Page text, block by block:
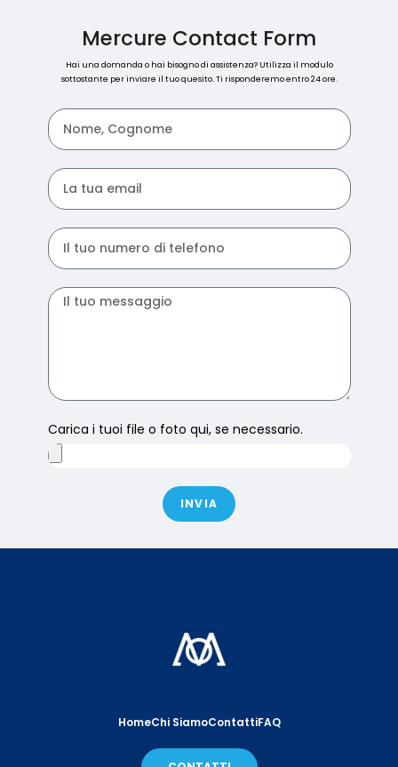
Mercure Contact Form
Hai una domanda o hai bisogno di assistenza? Utilizza il modulo
sottostante per inviare il tuo quesito. Ti risponderemo entro 24 ore.
Carica i tuoi file o foto qui, se necessario.
INVIA
HomeChi SiamoContattiFAQ